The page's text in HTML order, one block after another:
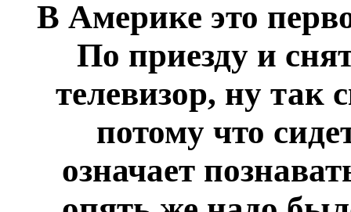
В Америке это
По приезду и
телевизор, ну так
потому что
означает